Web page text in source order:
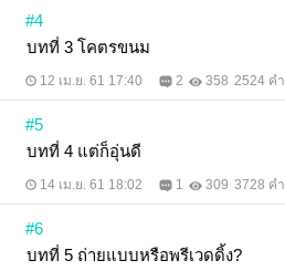
#4
บทที่ 3 โคตรขนม
12 เม.ย. 61 17:40 2 358 2524 ค
#5
บทที่ 4 แต่ก็อุ่นดี
14 เม.ย. 61 18:02 1 309 3728 ค
#6
บทที่ 5 ถ่ายแบบหรือพรีเวดดิ้ง?